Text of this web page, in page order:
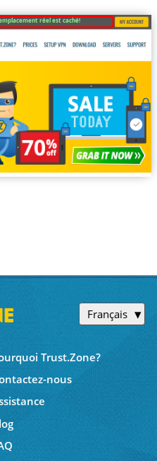
réel est caché!
Français
Trust.Zone?
nous